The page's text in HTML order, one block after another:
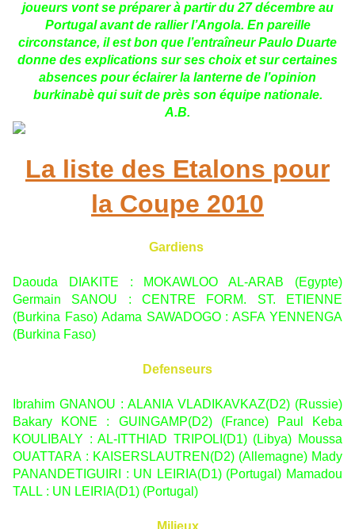
joueurs vont se préparer à partir du 27 décembre au
Portugal avant de rallier l’Angola. En pareille
circonstance, il est bon que l’entraîneur Paulo Duarte
donne des explications sur ses choix et sur certaines
absences pour éclairer la lanterne de l’opinion
burkinabè qui suit de près son équipe nationale.
A.B.
La liste des Etalons pour
la Coupe 2010
Gardiens
Daouda DIAKITE : MOKAWLOO AL-ARAB (Egypte)
Germain SANOU : CENTRE FORM. ST. ETIENNE
(Burkina Faso) Adama SAWADOGO : ASFA YENNENGA
(Burkina Faso)
Defenseurs
Ibrahim GNANOU : ALANIA VLADIKAVKAZ(D2) (Russie)
Bakary KONE : GUINGAMP(D2) (France) Paul Keba
KOULIBALY : AL-ITTHIAD TRIPOLI(D1) (Libya) Moussa
OUATTARA : KAISERSLAUTREN(D2) (Allemagne) Mady
PANANDETIGUIRI : UN LEIRIA(D1) (Portugal) Mamadou
TALL : UN LEIRIA(D1) (Portugal)